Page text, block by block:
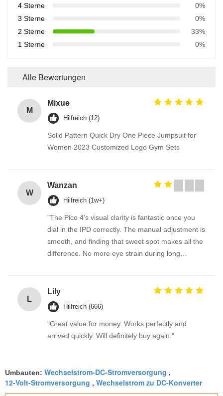
4 Sterne
0%
3 Sterne
0%
2 Sterne
33%
1 Sterne
0%
Alle Bewertungen
M
Mixue
Hilfreich (12)
Solid Pattern Quick Dry One Piece Jumpsuit for
Women 2023 Customized Logo Gym Sets
W
Wanzan
Hilfreich (1w+)
"The Pico 4's visual clarity is fantastic once you
dial in the IPD correctly. The manual adjustment is
smooth, and finding that sweet spot makes all the
difference. No more eye strain during long
fantastic once you dial in the IPD correctly. The
manual adjustment is smooth, and finding that
sweet spot makes all the difference. No more eye
strain during long sessions. Highly recommend
taking the time to set it up properly!""The Pico 4's
finding that sweet spot makes all the difference.
No more eye strain during long sessions. Highly
L
Lily
Hilfreich (666)
"Great value for money. Works perfectly and
arrived quickly. Will definitely buy again."
Umbauten: Wechselstrom-DC-Stromversorgung ,
12-Volt-Stromversorgung , Wechselstrom zu DC-Konverter